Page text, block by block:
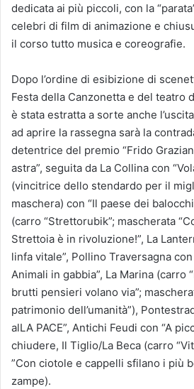
dedicata ai più piccoli, con la
celebri di film di animazione e
il corso tutto musica e coreografie.
Dopo l’ordine di esibizione di
Festa della Canzonetta e del teatro
è stata estratta a sorte anche
ad aprire la rassegna sarà la
detentrice del premio “Frido
astra”, seguita da La Collina con
(vincitrice dello stendardo per il
maschera) con “Il paese dei
(carro “Strettorubik”; mascherata
Strettoia è in rivoluzione!”, La
linfa vitale”, Pollino Traversagna con
Animali in gabbia”, La Marina (carro
brutti pensieri volano via”;
patrimonio dell’umanità”),
alLA PACE”, Antichi Feudi con “A
chiudere, Il Tiglio/La Beca (carro
”Con ciotole e cappelli sfilano i più
zampe).